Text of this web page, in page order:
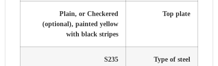
Top plate
Plain, or Checkered
(optional), painted yellow
with black stripes
Type of steel
S235